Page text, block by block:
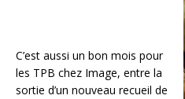
C’est aussi un bon mois pour
les TPB chez Image, entre la
sortie d’un nouveau recueil de